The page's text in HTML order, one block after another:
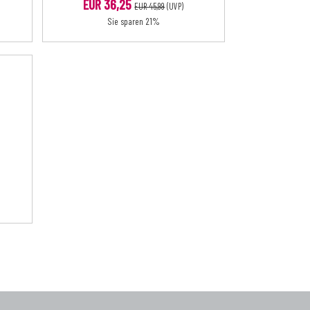
EUR 36,25 EUR 45,99(UVP)
Sie sparen 21%